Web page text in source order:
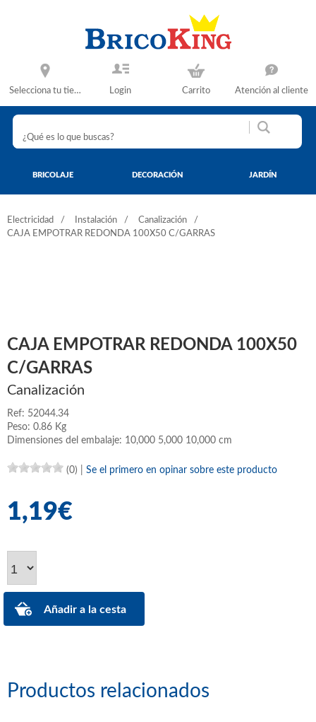
Selecciona tu tienda Login Carrito Atención al cliente
BRICOLAJE DECORACIÓN JARDÍN
Electricidad Instalación
Canalización
CAJA EMPOTRAR REDONDA 100X50 C/GARRAS
CAJA EMPOTRAR REDONDA 100X50
C/GARRAS
Canalización
Ref: 52044.34
Peso: 0.86 Kg
Dimensiones del embalaje: 10,000 5,000 10,000 cm
(0) Se el primero en opinar sobre este producto
1,19€
Productos relacionados